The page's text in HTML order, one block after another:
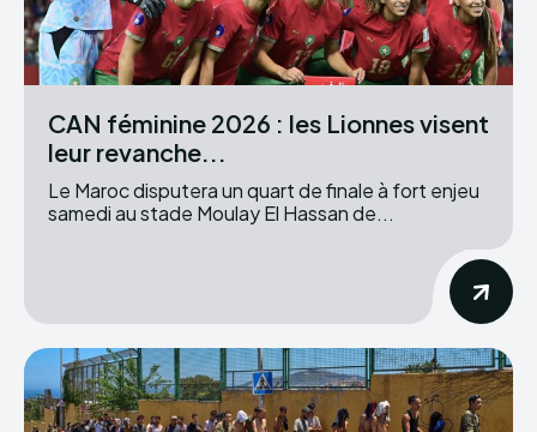
CAN féminine 2026 : les Lionnes visent
leur revanche...
Le Maroc disputera un quart de finale à fort enjeu
samedi au stade Moulay El Hassan de...